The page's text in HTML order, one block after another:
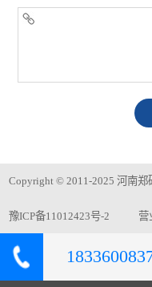
Copyright © 2011-2025 河南郑
豫ICP备11012423号-2 营